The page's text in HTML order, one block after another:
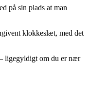
på sin plads at man
klokkeslæt, med det
ligegyldigt om du er nær